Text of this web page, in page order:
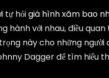
tự hỏigiá hình xăm bao
hành với nhau, điều
này cho những
Dagger để tìm hiểu